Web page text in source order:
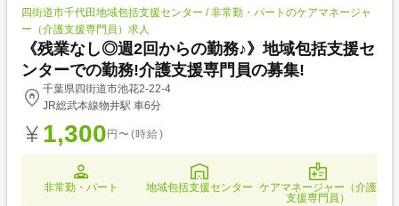
四街道市千代田地域包括支援センター / 非常勤・パートのケアマネージャ
ー（介護支援専門員）求人
《残業なし◎週2回からの勤務♪》地域包括支援セ
ンターでの勤務!介護支援専門員の募集!
千葉県四街道市池花2-22-4
JR総武本線物井駅 車6分
1,300 円〜(時給)
非常勤・パート 地域包括支援センター ケアマネージャー（介護
支援専門員）